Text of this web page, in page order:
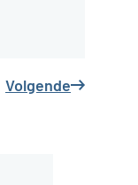
Volgende